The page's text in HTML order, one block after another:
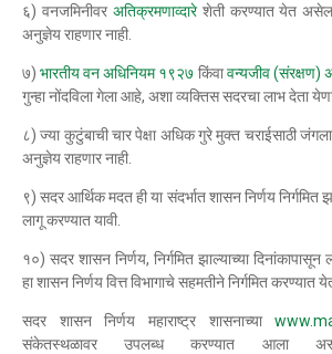
६) वनजमिनीवर अतिक्रमणाव्दारेशेती करण्यात येत असेल
अनुज्ञेय राहणार नाही.
७)भारतीय वन अधिनियम १९२७ किंवावन्यजीव (संरक्षण)
गुन्हा नोंदविला गेला आहे, अशा व्यक्तिस सदरचा लाभ देता
८) ज्या कुटुंबाची चार पेक्षा अधिक गुरे मुक्त चराईसाठी
अनुज्ञेय राहणार नाही.
९) सदर आर्थिक मदत ही या संदर्भात शासन निर्णय निर्गमित
लागू करण्यात यावी.
१०) सदर शासन निर्णय, निर्गमित झाल्याच्या
हा शासन निर्णय वित्त विभागाचे सहमतीने निर्गमित करण्यात
सदर शासन निर्णय महाराष्ट्र शासनाच्या
संकेतस्थळावर उपलब्ध करण्यात आला